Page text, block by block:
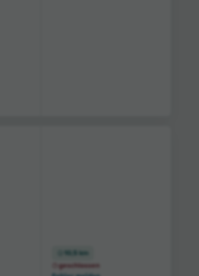
10,5 km
geschlossen